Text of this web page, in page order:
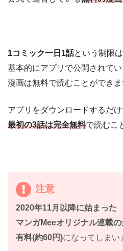
1コミック一日1話という制限
基本的にアプリで公開されてい
漫画は無料で読むことができま
アプリをダウンロードするだ
最初の3話は完全無料で読むこ
注意
2020年11月以降に始まった
マンガMeeオリジナル連載
有料(約60円)になってしまい